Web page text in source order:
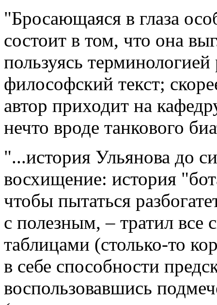
"Бросающаяся в глаза
состоит в том, что она
пользуясь
философский текст;
автор приходит на
нечто вроде танкового
"...история Ульянова до
восхищение: история
чтобы пытаться
с полезным, – тратил все
таблицами (столько-то
в себе способности
воспользовавшись